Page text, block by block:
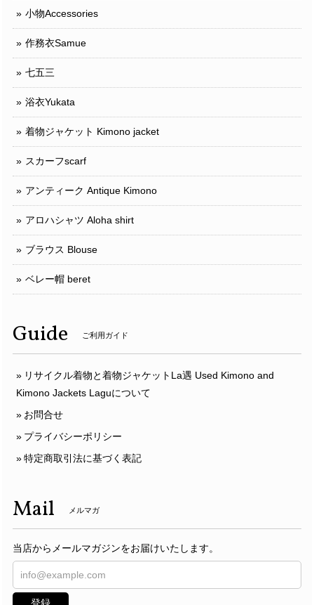
小物Accessories
作務衣Samue
七五三
浴衣Yukata
着物ジャケット Kimono jacket
スカーフscarf
アンティーク Antique Kimono
アロハシャツ Aloha shirt
ブラウス Blouse
ベレー帽 beret
Guide ご利用ガイド
リサイクル着物と着物ジャケットLa遇 Used Kimono and
Kimono Jackets Laguについて
お問合せ
プライバシーポリシー
特定商取引法に基づく表記
Mail メルマガ
当店からメールマガジンをお届けいたします。